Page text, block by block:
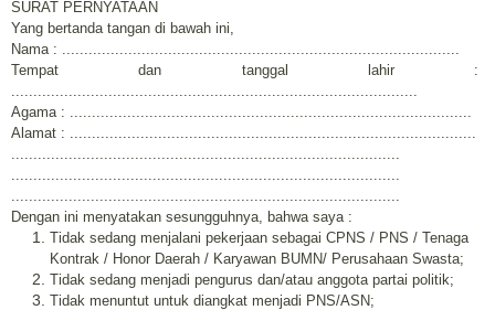
SURAT PERNYATAAN
Yang bertanda tangan di bawah ini,
Nama : ..........................................................................................
Tempat dan tanggal lahir :
............................................................................................
Agama : ...........................................................................................
Alamat : ............................................................................................
........................................................................................
........................................................................................
........................................................................................
Dengan ini menyatakan sesungguhnya, bahwa saya :
Tidak sedang menjalani pekerjaan sebagai CPNS / PNS / Tenaga
Kontrak / Honor Daerah / Karyawan BUMN/ Perusahaan Swasta;
Tidak sedang menjadi pengurus dan/atau anggota partai politik;
Tidak menuntut untuk diangkat menjadi PNS/ASN;